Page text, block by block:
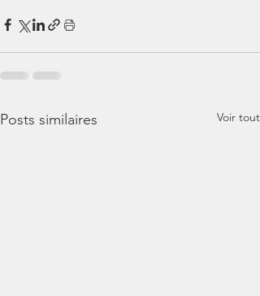
Posts similaires Voir tout